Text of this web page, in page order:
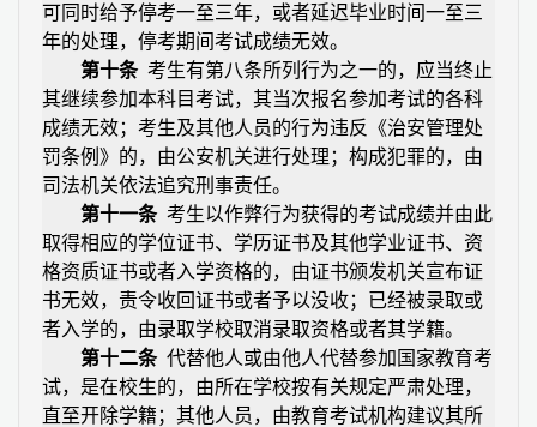
可同时给予停考一至三年，或者延迟毕业时间一至三
年的处理，停考期间考试成绩无效。
第十条 考生有第八条所列行为之一的，应当终止
其继续参加本科目考试，其当次报名参加考试的各科
成绩无效；考生及其他人员的行为违反《治安管理处
罚条例》的，由公安机关进行处理；构成犯罪的，由
司法机关依法追究刑事责任。
第十一条 考生以作弊行为获得的考试成绩并由此
取得相应的学位证书、学历证书及其他学业证书、资
格资质证书或者入学资格的，由证书颁发机关宣布证
书无效，责令收回证书或者予以没收；已经被录取或
者入学的，由录取学校取消录取资格或者其学籍。
第十二条 代替他人或由他人代替参加国家教育考
试，是在校生的，由所在学校按有关规定严肃处理，
直至开除学籍；其他人员，由教育考试机构建议其所